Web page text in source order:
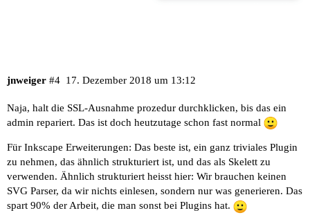
jnweiger 17. Dezember 2018 um 13:12
#4
Naja, halt die SSL-Ausnahme prozedur durchklicken, bis das ein
admin repariert. Das ist doch heutzutage schon fast normal
Für Inkscape Erweiterungen: Das beste ist, ein ganz triviales Plugin
zu nehmen, das ähnlich strukturiert ist, und das als Skelett zu
verwenden. Ähnlich strukturiert heisst hier: Wir brauchen keinen
SVG Parser, da wir nichts einlesen, sondern nur was generieren. Das
spart 90% der Arbeit, die man sonst bei Plugins hat.